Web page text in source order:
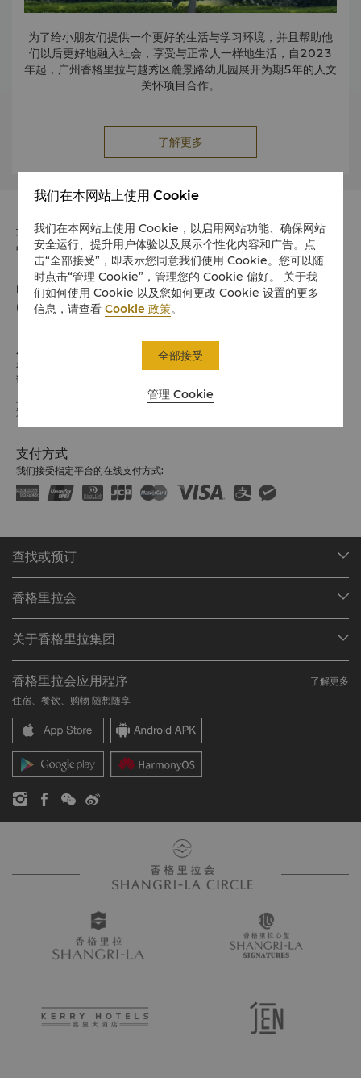
为了给小朋友们提供一个更好的生活与学习环境，并且帮助他
们以后更好地融入社会，享受与正常人一样地生活，自2023
年起，广州香格里拉与越秀区麓景路幼儿园展开为期5年的人文
关怀项目合作。
持，具体为：
资金支持–帮助在职教师获得融合教育资格证
季度生日会
志愿者活动
通过以上安排，旨在让这些需要特殊关怀的小朋友能够更好的
成长，像普通孩子一样，过上正常的生活。
加入我们
朱红
(86 20) 8917 6306
了解更多
地址
中国广州市海珠区会展东路1号 邮政编码 510308
电话
(86 20) 8917 8888
希望您入住愉快
请留意入住/退房时间:
退房：中午 12 点
支付方式
我们接受指定平台的在线支付方式:
查找或预订
查找预订
餐厅与酒吧
香格里拉会
加入香格里拉会
常见问题
联络我们
关于香格里拉集团
我们的酒店品牌
香格里拉中心
香格里拉公寓
联系方式
职业发展
企业社会责任
新闻稿
香格里拉会应用程序
了解更多
住宿、餐饮、购物 随想随享
我们在本网站上使用 Cookie
我们在本网站上使用 Cookie，以启用网站功能、确保网站
安全运行、提升用户体验以及展示个性化内容和广告。点
击“全部接受”，即表示您同意我们使用 Cookie。您可以随
时点击“管理 Cookie”，管理您的 Cookie 偏好。 关于我
们如何使用 Cookie 以及您如何更改 Cookie 设置的更多
信息，请查看Cookie 政策。
管理 Cookie
全部接受